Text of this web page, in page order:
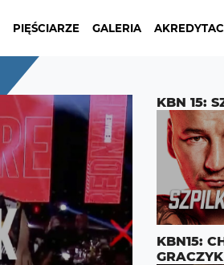
PIĘŚCIARZE GALERIA
KBN 15:
KBN15: